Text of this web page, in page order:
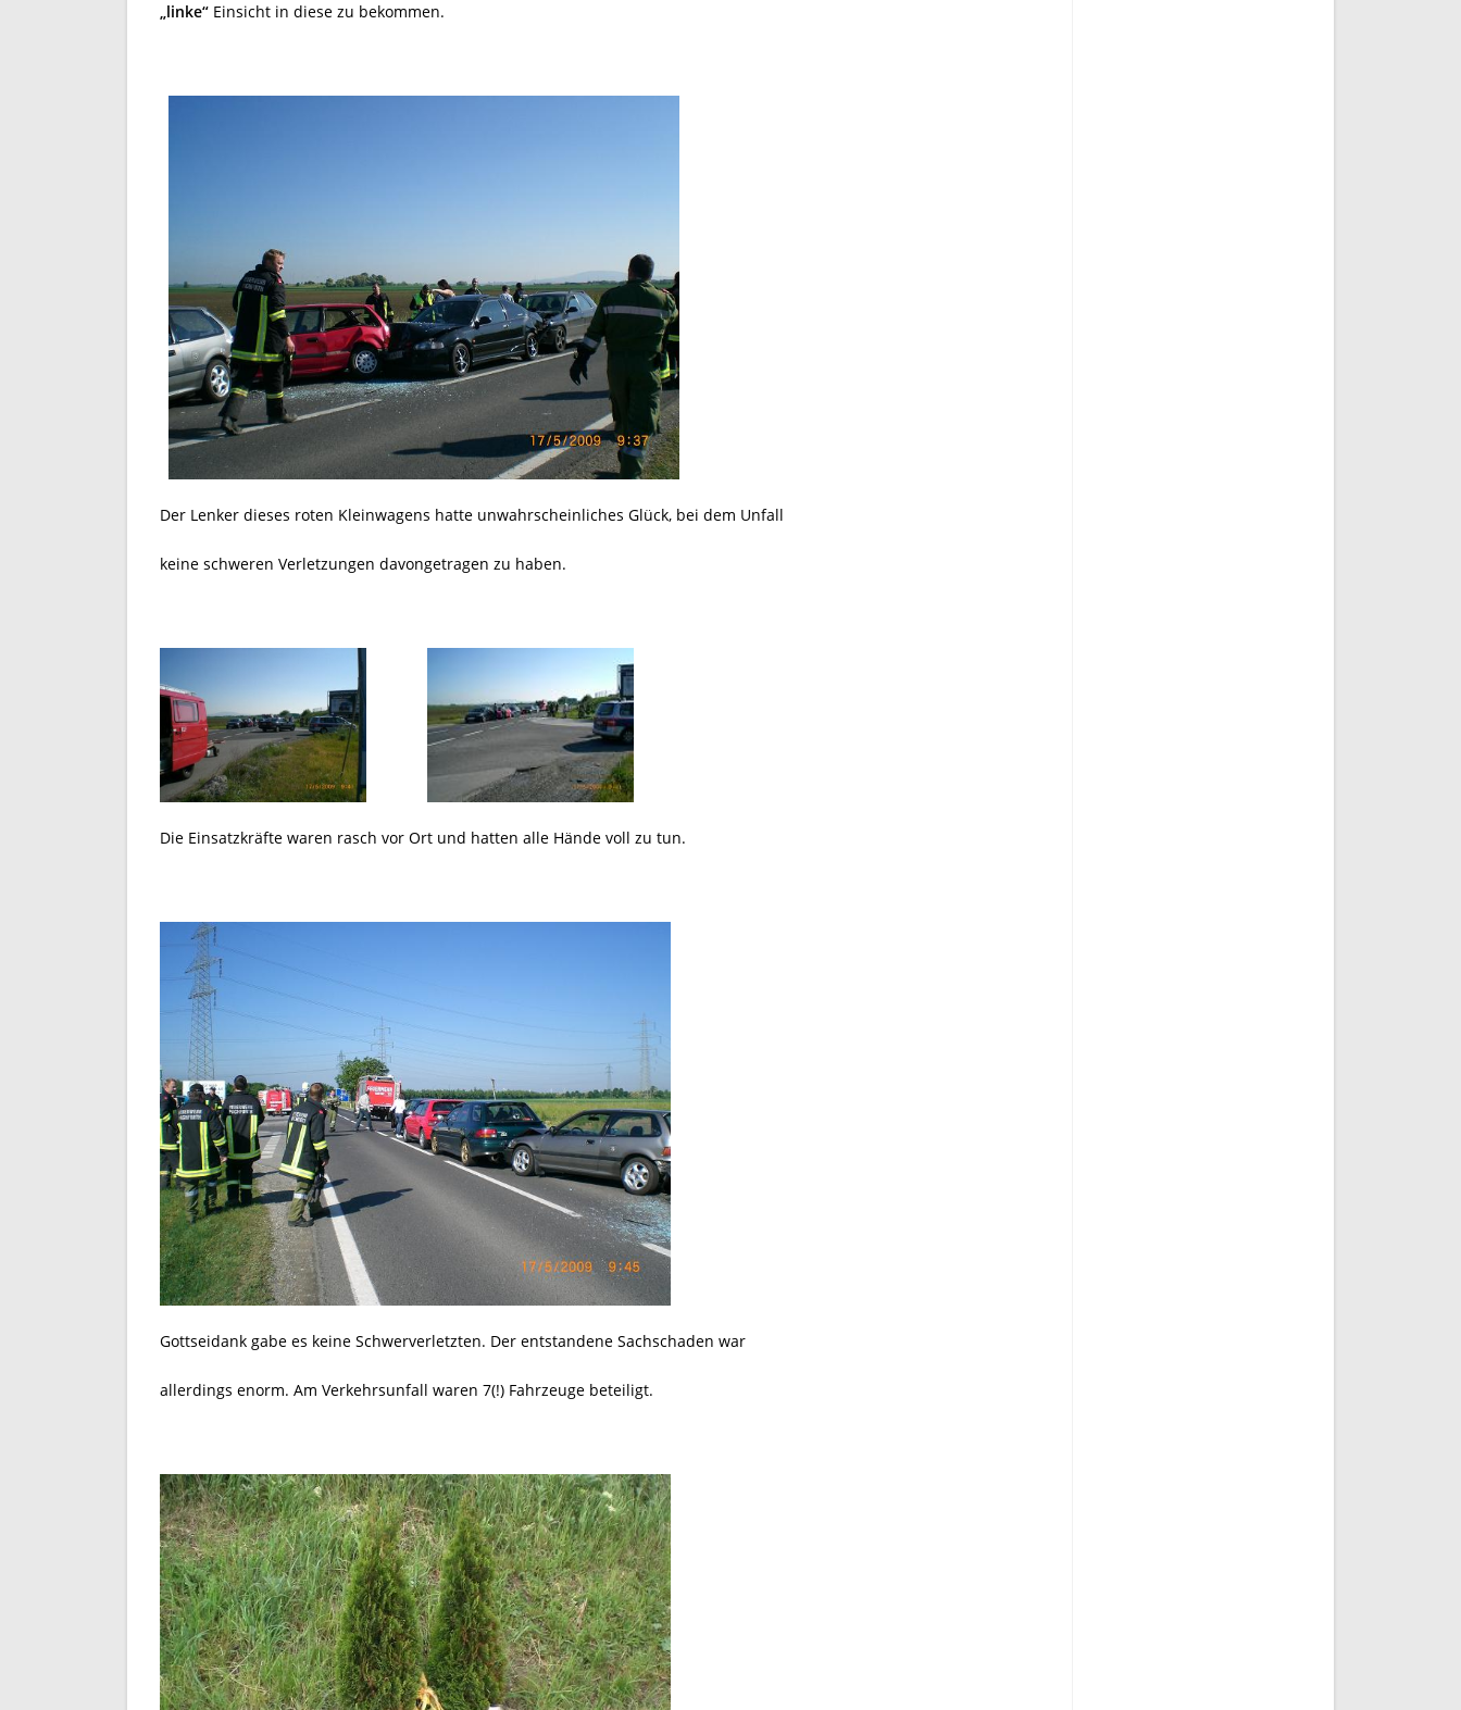
„linke“ Einsicht in diese zu bekommen.
Der Lenker dieses roten Kleinwagens hatte unwahrscheinliches Glück, bei dem Unfall
keine schweren Verletzungen davongetragen zu haben.
Die Einsatzkräfte waren rasch vor Ort und hatten alle Hände voll zu tun.
Gottseidank gabe es keine Schwerverletzten. Der entstandene Sachschaden war
allerdings enorm. Am Verkehrsunfall waren 7(!) Fahrzeuge beteiligt.